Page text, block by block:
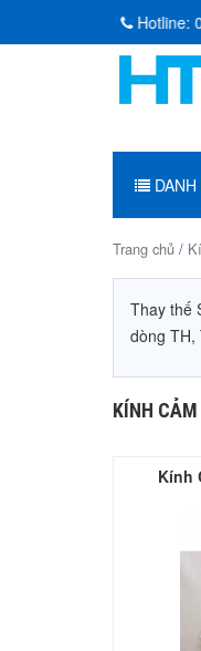
Hotline:
Trang chủ /
Thay thế
dòng
KÍNH
Kính